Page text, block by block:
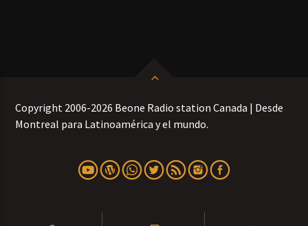
Copyright 2006-2026 Beone Radio station Canada | Desde
Montreal para Latinoamérica y el mundo.